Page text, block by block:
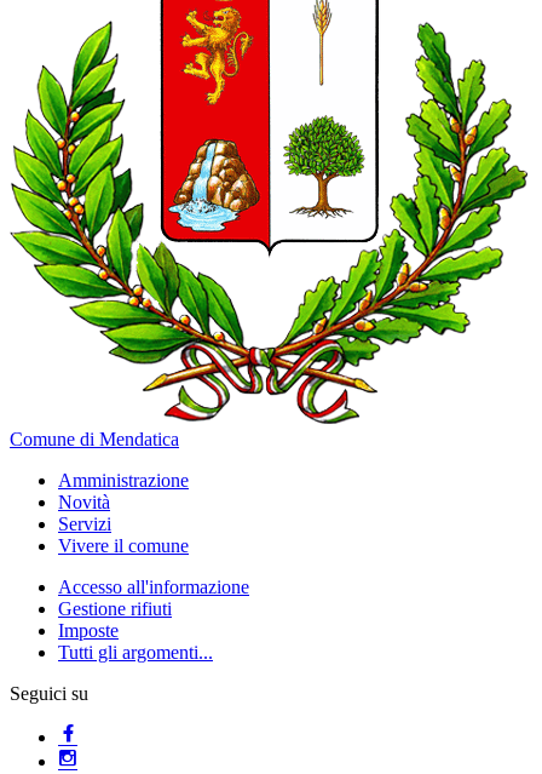
Comune di Mendatica
Amministrazione
Novità
Servizi
Vivere il comune
Accesso all'informazione
Gestione rifiuti
Imposte
Tutti gli argomenti...
Seguici su